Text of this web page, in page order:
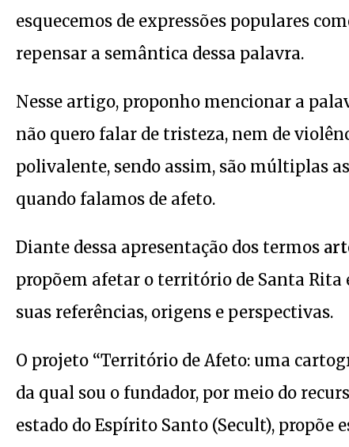
esquecemos de expressões populares
repensar a semântica dessa palavra.
Nesse artigo, proponho mencionar a
não quero falar de tristeza, nem de
polivalente, sendo assim, são múltiplas
quando falamos de afeto.
Diante dessa apresentação dos termos
propõem afetar o território de Santa Rita
suas referências, origens e perspectivas.
O projeto “Território de Afeto: uma
da qual sou o fundador, por meio do
estado do Espírito Santo (Secult), propõe